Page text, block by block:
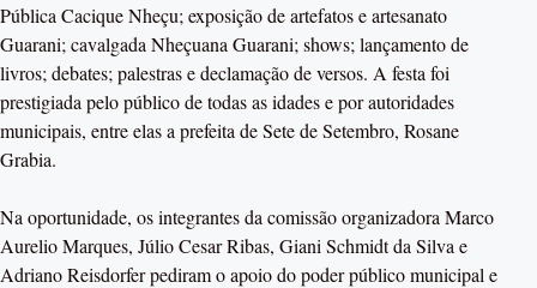
Pública Cacique Nheçu; exposição de artefatos e artesanato
Guarani; cavalgada Nheçuana Guarani; shows; lançamento de
livros; debates; palestras e declamação de versos. A festa foi
prestigiada pelo público de todas as idades e por autoridades
municipais, entre elas a prefeita de Sete de Setembro, Rosane
Grabia.
Na oportunidade, os integrantes da comissão organizadora Marco
Aurelio Marques, Júlio Cesar Ribas, Giani Schmidt da Silva e
Adriano Reisdorfer pediram o apoio do poder público municipal e